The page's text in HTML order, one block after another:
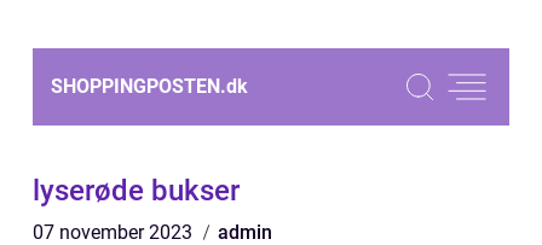
SHOPPINGPOSTEN.dk
lyserøde bukser
07 november 2023 admin